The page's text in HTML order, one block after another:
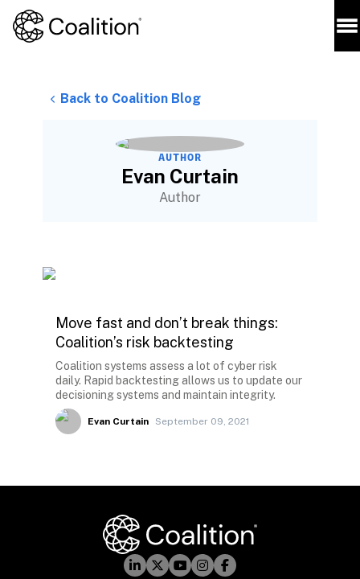
Back to Coalition Blog
AUTHOR
Evan Curtain
Author
Move fast and don’t break things:
Coalition’s risk backtesting
Coalition systems assess a lot of cyber risk
daily. Rapid backtesting allows us to update our
decisioning systems and maintain integrity.
Evan Curtain September 09, 2021